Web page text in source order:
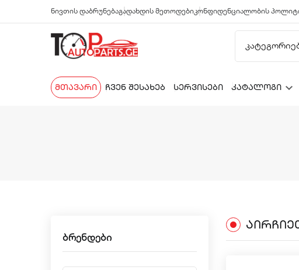
ნივთის დაბრუნებაგადახდის მეთოდებიკონფიდენციალობის
მთავარი ჩვენ შესახებ სერვისები კატალოგი
ბრენდები